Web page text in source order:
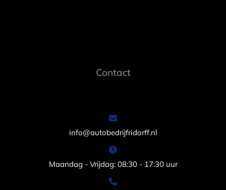
Contact
info@autobedrijfridorff.nl
Maandag - Vrijdag: 08:30 - 17:30 uur